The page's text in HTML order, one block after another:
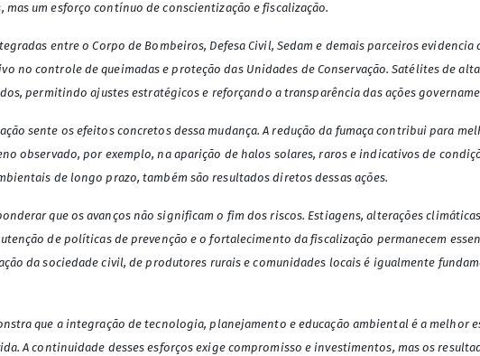
mas um esforço contínuo de conscientização e fiscalização.
entre o Corpo de Bombeiros, Defesa Civil, Sedam e demais parceiros
no controle de queimadas e proteção das Unidades de Conservação. Satélites de
permitindo ajustes estratégicos e reforçando a transparência das ações
sente os efeitos concretos dessa mudança. A redução da fumaça contribui para
observado, por exemplo, na aparição de halos solares, raros e indicativos de
de longo prazo, também são resultados diretos dessas ações.
que os avanços não significam o fim dos riscos. Estiagens, alterações
de políticas de prevenção e o fortalecimento da fiscalização permanecem
da sociedade civil, de produtores rurais e comunidades locais é igualmente
que a integração de tecnologia, planejamento e educação ambiental é a
A continuidade desses esforços exige compromisso e investimentos, mas os